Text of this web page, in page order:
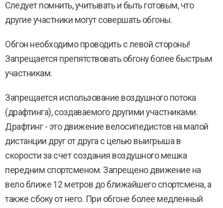
Следует помнить, учитывать и быть готовым, что
другие участники могут совершать обгоны.
Обгон необходимо проводить с левой стороны!
Запрещается препятствовать обгону более быстрым
участникам.
Запрещается использование воздушного потока
(драфтинга), создаваемого другими участниками.
Драфтинг - это движение велосипедистов на малой
дистанции друг от друга с целью выигрыша в
скорости за счет создания воздушного мешка
передним спортсменом. Запрещено движение на
вело ближе 12 метров до ближайшего спортсмена, а
также сбоку от него. При обгоне более медленный